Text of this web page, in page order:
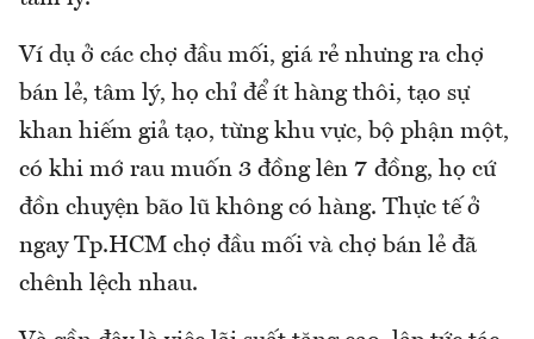
Ví dụ ở các chợ đầu mối, giá rẻ nhưng ra chợ
bán lẻ, tâm lý, họ chỉ để ít hàng thôi, tạo sự
khan hiếm giả tạo, từng khu vực, bộ phận một,
có khi mớ rau muốn 3 đồng lên 7 đồng, họ cứ
đồn chuyện bão lũ không có hàng. Thực tế ở
ngay Tp.HCM chợ đầu mối và chợ bán lẻ đã
chênh lệch nhau.